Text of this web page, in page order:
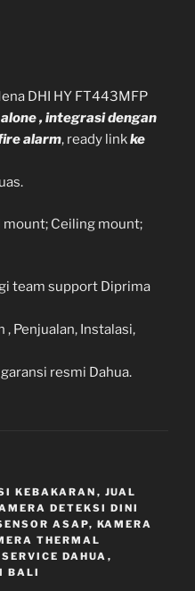
DHI HY FT443MFP
, integrasi dengan
alarm, ready linkke
mount; Ceiling mount;
team support Diprima
, Penjualan, Instalasi,
resmi Dahua.
KEBAKARAN , JUAL
DETEKSI DINI
ASAP, KAMERA
THERMAL
DAHUA ,
BALI